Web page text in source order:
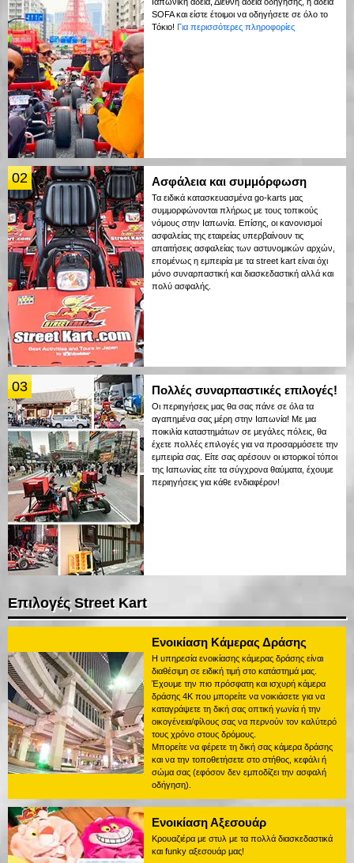
SOFA και είστε έτοιμοι να οδηγήσετε σε όλο το
Τόκιο! Για περισσότερες πληροφορίες
02 Ασφάλεια και συμμόρφωση
Τα ειδικά κατασκευασμένα go-karts μας
συμμορφώνονται πλήρως με τους τοπικούς
νόμους στην Ιαπωνία. Επίσης, οι κανονισμοί
ασφαλείας της εταιρείας υπερβαίνουν τις
απαιτήσεις ασφαλείας των αστυνομικών αρχών,
επομένως η εμπειρία με τα street kart είναι όχι
μόνο συναρπαστική και διασκεδαστική αλλά και
πολύ ασφαλής.
03 Πολλές συναρπαστικές επιλογές!
Οι περιηγήσεις μας θα σας πάνε σε όλα τα
αγαπημένα σας μέρη στην Ιαπωνία! Με μια
ποικιλία καταστημάτων σε μεγάλες πόλεις, θα
έχετε πολλές επιλογές για να προσαρμόσετε την
εμπειρία σας. Είτε σας αρέσουν οι ιστορικοί τόποι
της Ιαπωνίας είτε τα σύγχρονα θαύματα, έχουμε
περιηγήσεις για κάθε ενδιαφέρον!
Επιλογές Street Kart
Ενοικίαση Κάμερας Δράσης
Η υπηρεσία ενοικίασης κάμερας δράσης είναι
διαθέσιμη σε ειδική τιμή στο κατάστημά μας.
Έχουμε την πιο πρόσφατη και ισχυρή κάμερα
δράσης 4K που μπορείτε να νοικιάσετε για να
καταγράψετε τη δική σας οπτική γωνία ή την
οικογένεια/φίλους σας να περνούν τον καλύτερό
τους χρόνο στους δρόμους.
Μπορείτε να φέρετε τη δική σας κάμερα δράσης
και να την τοποθετήσετε στο στήθος, κεφάλι ή
σώμα σας (εφόσον δεν εμποδίζει την ασφαλή
οδήγηση).
Ενοικίαση Αξεσουάρ
Κρουαζιέρα με στυλ με τα πολλά διασκεδαστικά
και funky αξεσουάρ μας!